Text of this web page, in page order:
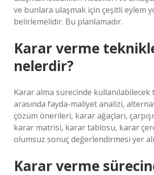
ve bunlara ulaşmak için çeşitli eylem
belirlemelidir. Bu planlamadır.
Karar verme
nelerdir?
Karar alma sürecinde
arasında fayda-maliyet analizi,
çözüm önerileri, karar ağaçları,
karar matrisi, karar tablosu, karar
olumsuz sonuç değerlendirmesi yer
Karar verme